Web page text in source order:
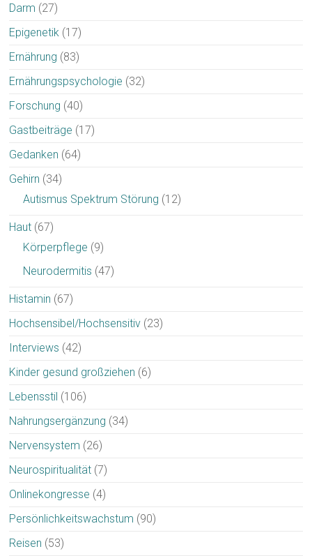
Darm (27)
Epigenetik (17)
Ernährung (83)
Ernährungspsychologie (32)
Forschung (40)
Gastbeiträge (17)
Gedanken (64)
Gehirn (34)
Autismus Spektrum Störung (12)
Haut (67)
Körperpflege (9)
Neurodermitis (47)
Histamin (67)
Hochsensibel/Hochsensitiv (23)
Interviews (42)
Kinder gesund großziehen (6)
Lebensstil (106)
Nahrungsergänzung (34)
Nervensystem (26)
Neurospiritualität (7)
Onlinekongresse (4)
Persönlichkeitswachstum (90)
Reisen (53)